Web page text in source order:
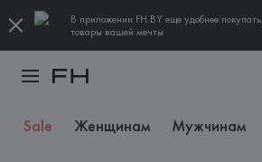
В приложении FH.BY еще удобнее покупать
товары вашей мечты
Sale Женщинам Мужчинам